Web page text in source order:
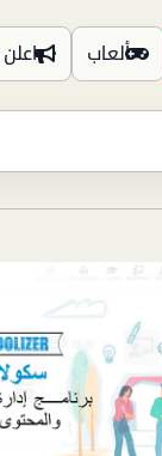
ألعاب